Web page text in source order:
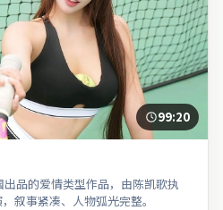
99:20
品的爱情类型作品，由陈凯歌执
叙事紧凑、人物弧光完整。